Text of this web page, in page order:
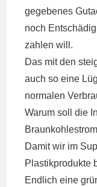
gegebenes
noch
zahlen will.
Das mit den
auch so eine
normalen
Warum soll die
Damit wir im
Plastikprodukte
Endlich eine